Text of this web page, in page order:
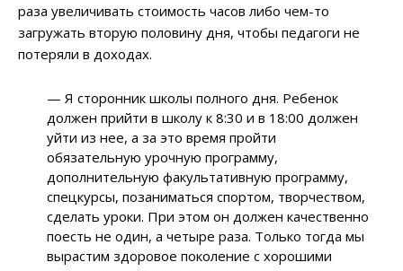
раза увеличивать стоимость часов либо чем-то
загружать вторую половину дня, чтобы педагоги не
потеряли в доходах.
— Я сторонник школы полного дня. Ребенок
должен прийти в школу к 8:30 и в 18:00 должен
уйти из нее, а за это время пройти
обязательную урочную программу,
дополнительную факультативную программу,
спецкурсы, позаниматься спортом, творчеством,
сделать уроки. При этом он должен качественно
поесть не один, а четыре раза. Только тогда мы
вырастим здоровое поколение с хорошими